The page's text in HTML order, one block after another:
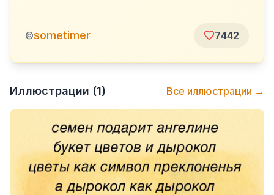
©sometimer 7442
Иллюстрации (1) Все иллюстрации →